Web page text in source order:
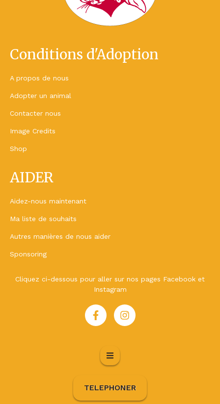
Conditions d'Adoption
A propos de nous
Adopter un animal
Contacter nous
Image Credits
Shop
AIDER
Aidez-nous maintenant
Ma liste de souhaits
Autres manières de nous aider
Sponsoring
Cliquez ci-dessous pour aller sur nos pages Facebook et
Instagram
TELEPHONER